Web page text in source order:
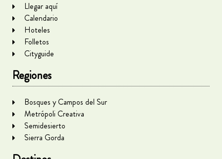
Llegar aquí
Calendario
Hoteles
Folletos
Cityguide
Regiones
Bosques y Campos del Sur
Metrópoli Creativa
Semidesierto
Sierra Gorda